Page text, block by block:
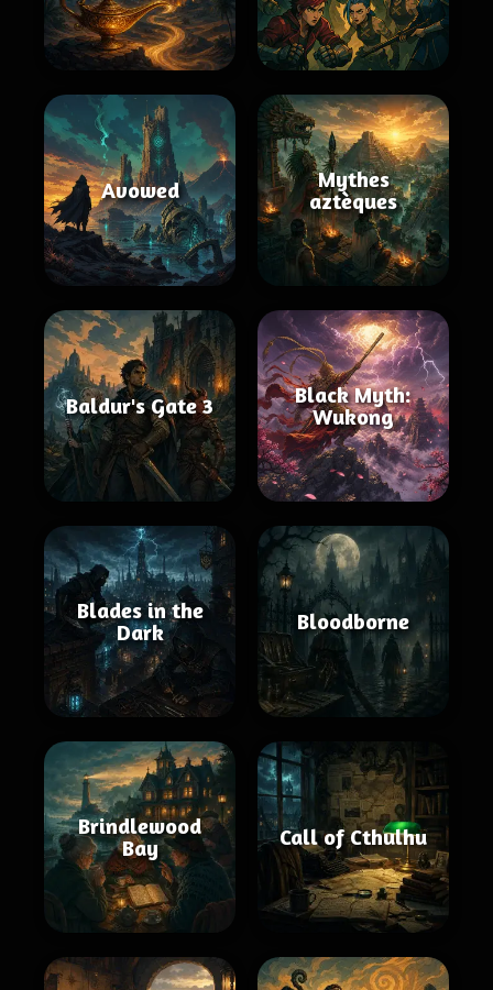
Avowed
Mythes
aztèques
Baldur's Gate 3
Black Myth:
Wukong
Blades in the
Dark
Bloodborne
Brindlewood
Bay
Call of Cthulhu